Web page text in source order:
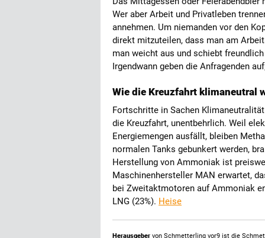
Wer aber Arbeit und Privatleben
annehmen. Um niemanden vor den
direkt mitzuteilen, dass man am
man weicht aus und schiebt
Irgendwann geben die Anfragenden
Wie die Kreuzfahrt klimaneutral
Fortschritte in Sachen
die Kreuzfahrt, unentbehrlich. Weil
Energiemengen ausfällt, bleiben
normalen Tanks gebunkert werden,
Herstellung von Ammoniak ist
Maschinenhersteller MAN erwartet,
bei Zweitaktmotoren auf Ammoniak
LNG (23%). Heise
Herausgeber von Schmetterling vor9 ist die